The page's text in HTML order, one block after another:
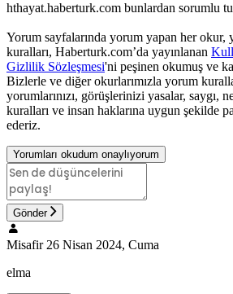
hthayat.haberturk.com bunlardan sorumlu
Yorum sayfalarında yorum yapan her okur,
kuralları, Haberturk.com’da yayınlanan
Gizlilik Sözleşmesi'ni peşinen okumuş ve
Bizlerle ve diğer okurlarımızla yorum
yorumlarınızı, görüşlerinizi yasalar, saygı,
kuralları ve insan haklarına uygun şekilde
ederiz.
Yorumları okudum onaylıyorum
Gönder
Misafir 26 Nisan 2024, Cuma
elma